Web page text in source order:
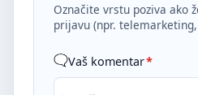
Označite vrstu poziva ako
prijavu (npr.
Vaš komentar*